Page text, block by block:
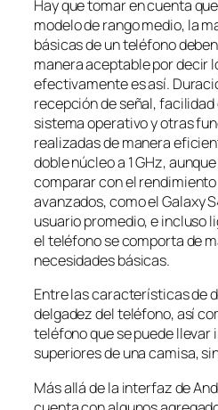
Hay que tomar en cuenta
modelo de rango medio, la
básicas de un teléfono
manera aceptable por decir
efectivamente es así.
recepción de señal,
sistema operativo y otras
realizadas de manera
doble núcleo a 1 GHz,
comparar con el
avanzados, como el Galaxy
usuario promedio, e incluso
el teléfono se comporta de
necesidades básicas.
Entre las características de
delgadez del teléfono, así
teléfono que se puede llevar
superiores de una camisa,
Más allá de la interfaz de